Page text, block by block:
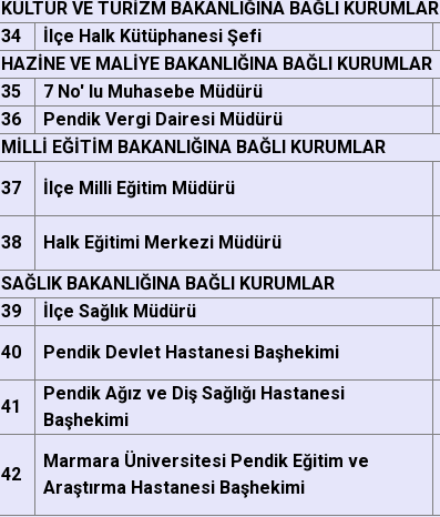
KÜLTÜR VE TURİZM BAKANLIĞINA BAĞLI KURUMLAR
34
İlçe Halk Kütüphanesi Şefi
HAZİNE VE MALİYE BAKANLIĞINA BAĞLI KURUMLAR
35
7 No' lu Muhasebe Müdürü
36
Pendik Vergi Dairesi Müdürü
MİLLİ EĞİTİM BAKANLIĞINA BAĞLI KURUMLAR
37
İlçe Milli Eğitim Müdürü
38
Halk Eğitimi Merkezi Müdürü
SAĞLIK BAKANLIĞINA BAĞLI KURUMLAR
39
İlçe Sağlık Müdürü
40
Pendik Devlet Hastanesi Başhekimi
41
Pendik Ağız ve Diş Sağlığı Hastanesi
Başhekimi
42
Marmara Üniversitesi Pendik Eğitim ve
Araştırma Hastanesi Başhekimi